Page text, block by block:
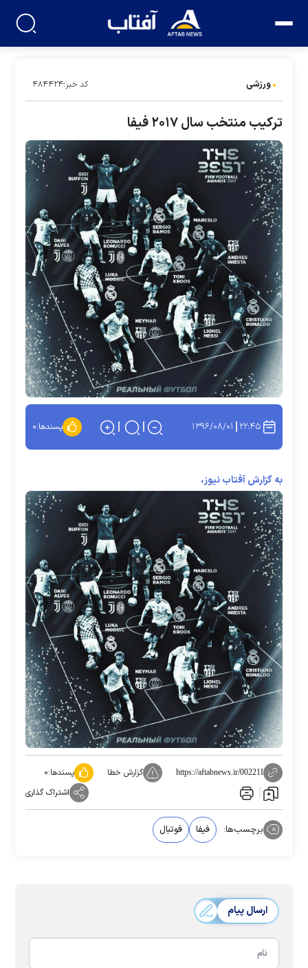
ورزشی کد خبر:۴۸۴۴۲۴
ترکیب منتخب سال ۲۰۱۷ فیفا
۲۲:۴۵ ۱۳۹۶/۰۸/۰۱ پسندها:۰
به گزارش آفتاب نیوز،
https://aftabnews.ir/00221I گزارش خطا پسندها:۰
اشتراک گذاری
برچسب‌ها: فیفا فوتبال
ارسال پیام